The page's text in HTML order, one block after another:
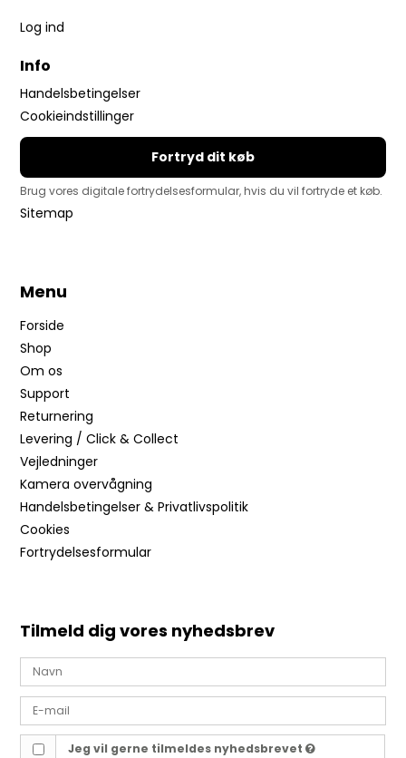
Log ind
Info
Handelsbetingelser
Cookieindstillinger
Fortryd dit køb
Brug vores digitale fortrydelsesformular, hvis du vil fortryde et køb.
Sitemap
Menu
Forside
Shop
Om os
Support
Returnering
Levering / Click & Collect
Vejledninger
Kamera overvågning
Handelsbetingelser & Privatlivspolitik
Cookies
Fortrydelsesformular
Tilmeld dig vores nyhedsbrev
Jeg vil gerne tilmeldes nyhedsbrevet